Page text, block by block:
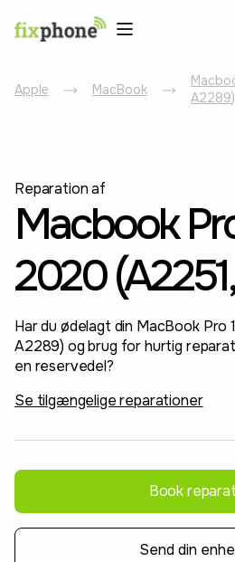
Apple MacBook
A2289)
Reparation af
Macbook
2020
Har du ødelagt din MacBook Pro
A2289) og brug for hurtig
en reservedel?
Se tilgængelige reparationer
Book
Send din